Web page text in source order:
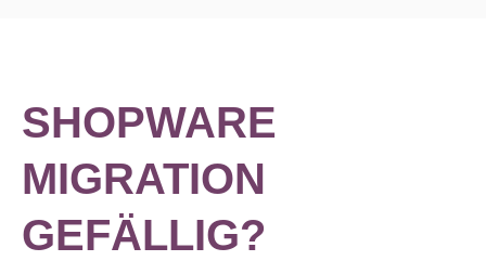
SHOPWARE
MIGRATION
GEFÄLLIG?